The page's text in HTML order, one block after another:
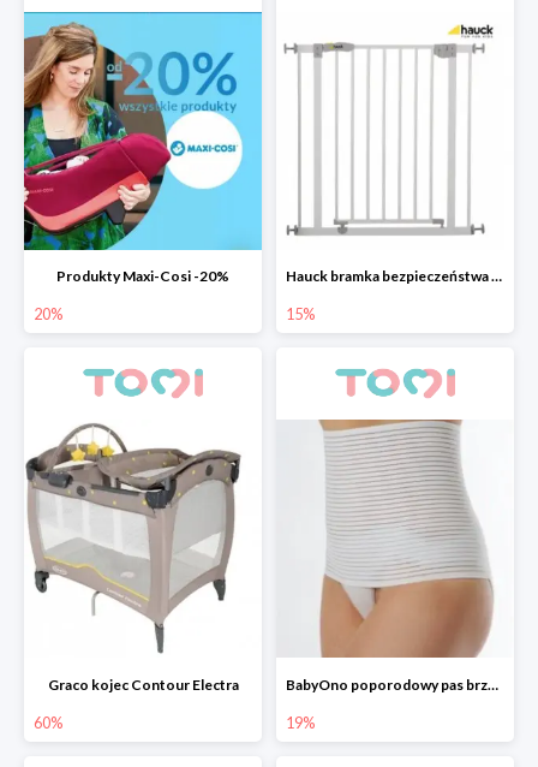
Produkty Maxi-Cosi -20%
20%
Hauck bramka bezpieczeństwa Open n Stop 75-81 cm
15%
Graco kojec Contour Electra
60%
BabyOno poporodowy pas brzuszny
19%